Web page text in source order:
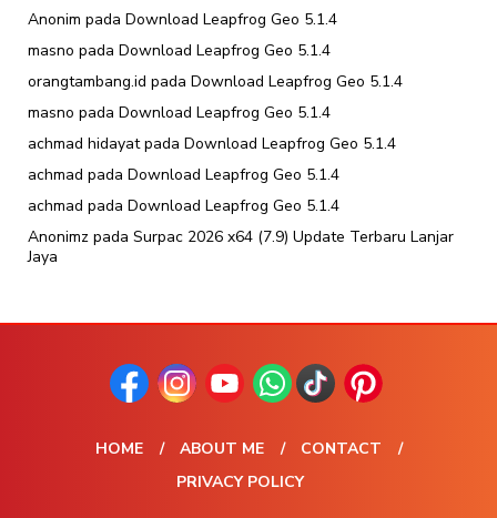
Anonim pada Download Leapfrog Geo 5.1.4
masno pada Download Leapfrog Geo 5.1.4
orangtambang.id pada Download Leapfrog Geo 5.1.4
masno pada Download Leapfrog Geo 5.1.4
achmad hidayatpada Download Leapfrog Geo 5.1.4
achmad pada Download Leapfrog Geo 5.1.4
achmad pada Download Leapfrog Geo 5.1.4
Anonimz pada Surpac 2026 x64 (7.9) Update Terbaru Lanjar
Jaya
HOME ABOUT ME
CONTACT
PRIVACY POLICY